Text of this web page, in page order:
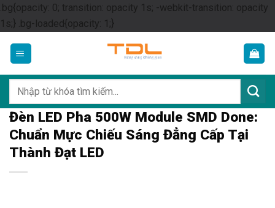
.bg{opacity: 0; transition: opacity 1s; -webkit-transition: opacity
1s;} .bg-loaded{opacity: 1;}Skip
content
kiếm:
Đèn LED Pha 500W Module SMD Done:
Chuẩn Mực Chiếu Sáng Đẳng Cấp Tại
Thành Đạt LED